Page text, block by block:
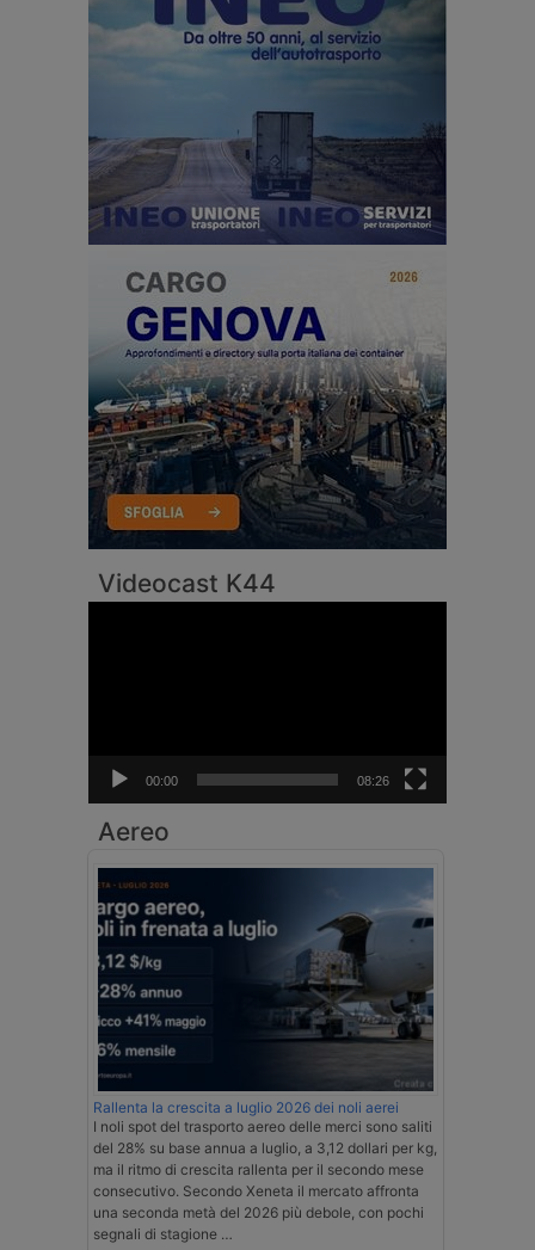
Videocast K44
00:00 08:26
Aereo
Rallenta la crescita a luglio 2026 dei noli aerei
I noli spot del trasporto aereo delle merci sono saliti
del 28% su base annua a luglio, a 3,12 dollari per kg,
ma il ritmo di crescita rallenta per il secondo mese
consecutivo. Secondo Xeneta il mercato affronta
una seconda metà del 2026 più debole, con pochi
segnali di stagione …